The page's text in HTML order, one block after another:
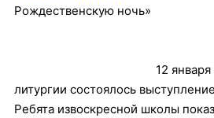
Рождественскую ночь»
12
литургии состоялось
Ребята извоскресной школы